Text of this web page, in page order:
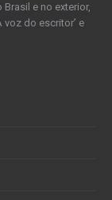
e no exterior,
voz do escritor’ e